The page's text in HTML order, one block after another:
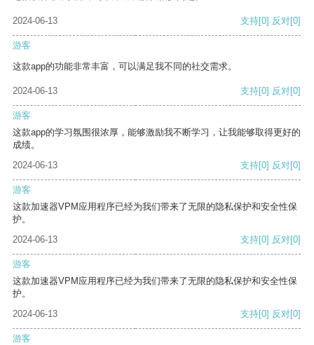
2024-06-13 支持[0] 反对[0]
游客
这款app的功能非常丰富，可以满足我不同的社交需求。
2024-06-13 支持[0] 反对[0]
游客
这款app的学习氛围很浓厚，能够激励我不断学习，让我能够取得更好的
成绩。
2024-06-13
支持[0] 反对[0]
游客
这款加速器VPM应用程序已经为我们带来了无限的隐私保护和安全性保
护。
2024-06-13
支持[0] 反对[0]
游客
这款加速器VPM应用程序已经为我们带来了无限的隐私保护和安全性保
护。
2024-06-13
支持[0] 反对[0]
游客